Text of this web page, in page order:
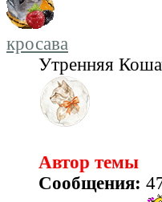
кросава
Утренняя
Автор темы
Сообщения: